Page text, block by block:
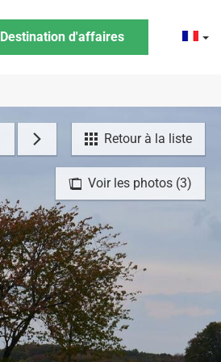
Destination d'affaires
Voir les photos (3)
Retour à la liste